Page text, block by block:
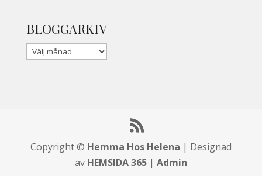
BLOGGARKIV
Copyright © Hemma Hos Helena | Designad
av HEMSIDA 365| Admin